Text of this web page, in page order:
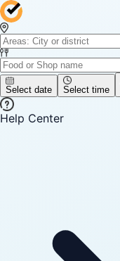
Select date Select time
Help Center